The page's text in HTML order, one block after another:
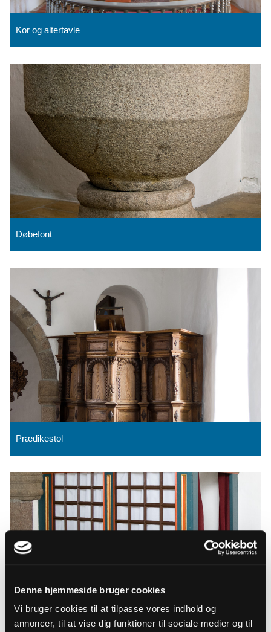
Denne hjemmeside bruger cookies
Vi bruger cookies til at tilpasse vores indhold og
annoncer, til at vise dig funktioner til sociale medier og til
Kor og altertavle
Døbefont
Prædikestol